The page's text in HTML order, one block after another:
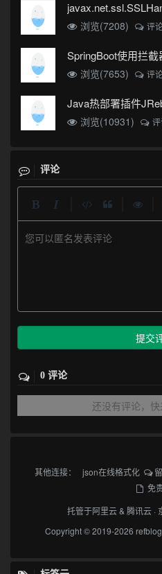
浏览(7208)
评
SpringBoot使用拦截
浏览(7653) 评
Java热部署插件
浏览(10931)
评论
您可以匿名发表评论
提交
0 评论
还没有评论，快
其他连接： json在线格式化
免
托管于阿里云& 腾讯云 ·
Copyright © 2019-2026